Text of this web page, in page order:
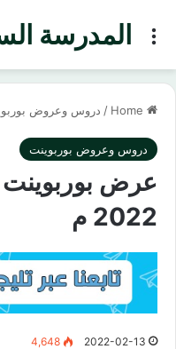
المدرسةMenu
/ دروس وعروض
دروس وعروض بوربوينت
عرض
2022 م
2022-02-13
4,648